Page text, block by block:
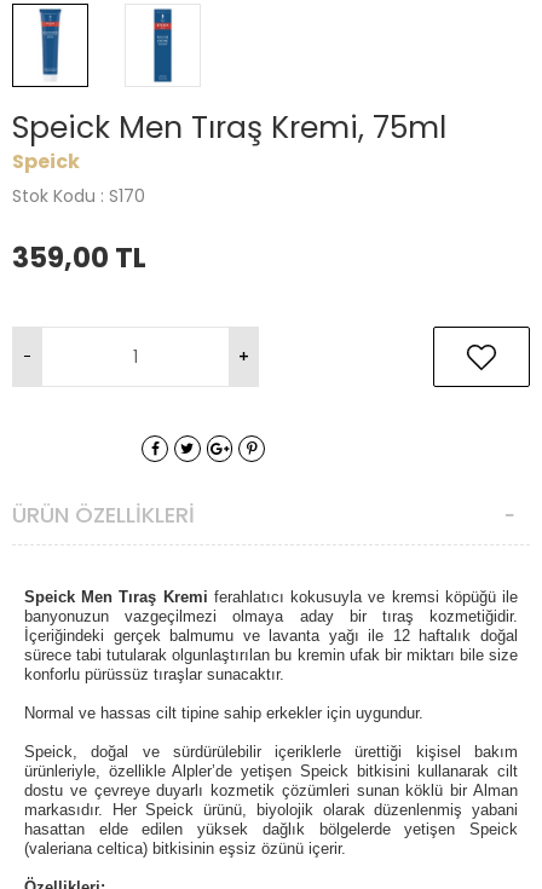
Speick Men Tıraş Kremi, 75ml
Speick
Stok Kodu : S170
359,00 TL
ÜRÜN ÖZELLIKLERI
Speick Men Tıraş Kremi ferahlatıcı kokusuyla ve kremsi köpüğü ile
banyonuzun vazgeçilmezi olmaya aday bir tıraş kozmetiğidir.
İçeriğindeki gerçek balmumu ve lavanta yağı ile 12 haftalık doğal
sürece tabi tutularakolgunlaştırılan bu kremin ufak bir miktarı bile size
konforlu pürüssüz tıraşlar sunacaktır.
Normal ve hassas cilt tipine sahip erkekler için uygundur.
Speick, doğal ve sürdürülebilir içeriklerle ürettiği kişisel bakım
ürünleriyle, özellikle Alpler’de yetişen Speick bitkisini kullanarak cilt
dostu ve çevreye duyarlı kozmetik çözümleri sunan köklü bir Alman
markasıdır. Her Speick ürünü, biyolojik olarak düzenlenmiş yabani
hasattan elde edilen yüksek dağlık bölgelerde yetişen Speick
(valeriana celtica) bitkisinin eşsiz özünü içerir.